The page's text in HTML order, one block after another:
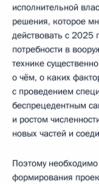
исполнительной
решения, которое
действовать с 2025
потребности в
технике
о чём, о каких
с проведением
беспрецедентным
и ростом
новых частей и
Поэтому
формирования